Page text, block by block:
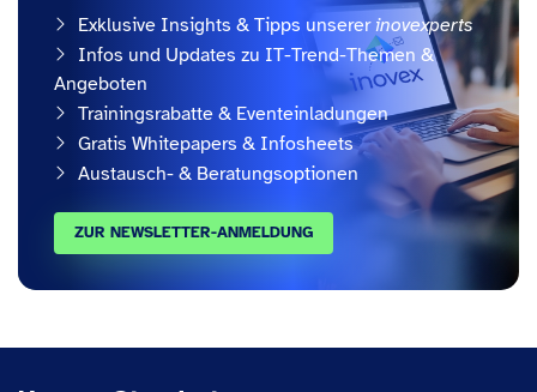
Exklusive Insights & Tipps unserer inovexperts
Infos und Updates zu IT-Trend-Themen &
Angeboten
Trainingsrabatte & Eventeinladungen
Gratis Whitepapers & Infosheets
Austausch- & Beratungsoptionen
ZUR NEWSLETTER-ANMELDUNG